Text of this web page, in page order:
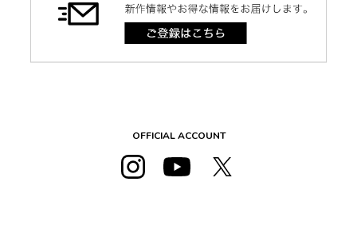
OFFICIAL ACCOUNT